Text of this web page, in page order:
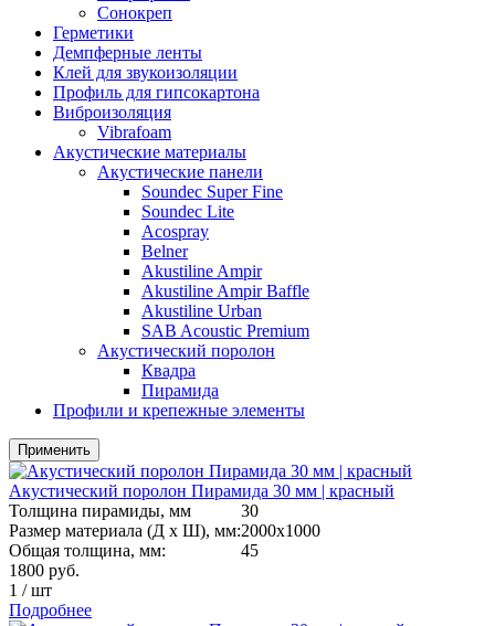
Сонокреп
Герметики
Демпферные ленты
Клей для звукоизоляции
Профиль для гипсокартона
Виброизоляция
Vibrafoam
Акустические материалы
Акустические панели
Soundec Super Fine
Soundec Lite
Acospray
Belner
Akustiline Ampir
Akustiline Ampir Baffle
Akustiline Urban
SAB Acoustic Premium
Акустический поролон
Квадра
Пирамида
Профили и крепежные элементы
Применить
Акустический поролон Пирамида 30 мм | красный
Толщина пирамиды, мм
30
Размер материала (Д х Ш), мм:2000х1000
Общая толщина, мм:
45
1800 руб.
1 /шт
Подробнее